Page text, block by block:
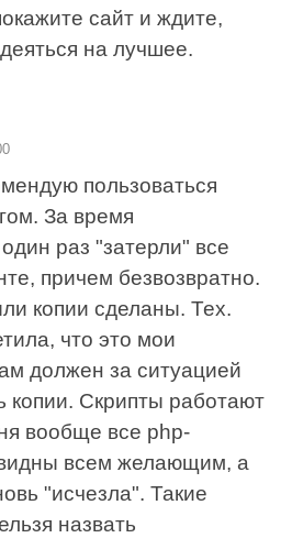
сайт и ждите,
на лучшее.
пользоваться
За время
раз "затерли" все
причем безвозвратно.
копии сделаны. Тех.
что это мои
должен за ситуацией
копии. Скрипты работают
вообще все php-
всем желающим, а
"исчезла". Такие
назвать